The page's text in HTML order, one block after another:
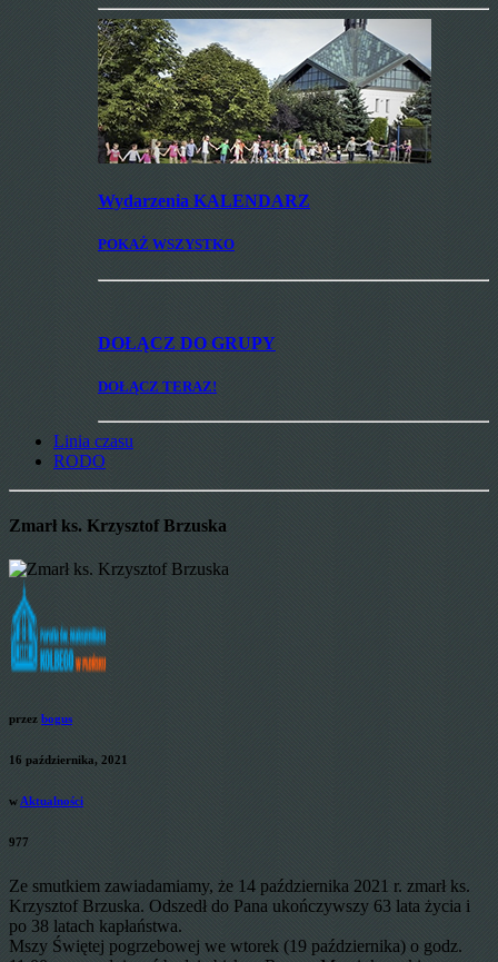
Wydarzenia KALENDARZ
POKAŻ WSZYSTKO
DOŁĄCZ DO GRUPY
DOŁĄCZ TERAZ!
Linia czasu
RODO
Zmarł ks. Krzysztof Brzuska
przez bogus
16 października, 2021
w Aktualności
977
Ze smutkiem zawiadamiamy, że 14 października 2021 r. zmarł ks.
Krzysztof Brzuska. Odszedł do Pana ukończywszy 63 lata życia i
po 38 latach kapłaństwa.
Mszy Świętej pogrzebowej we wtorek (19 października) o godz.